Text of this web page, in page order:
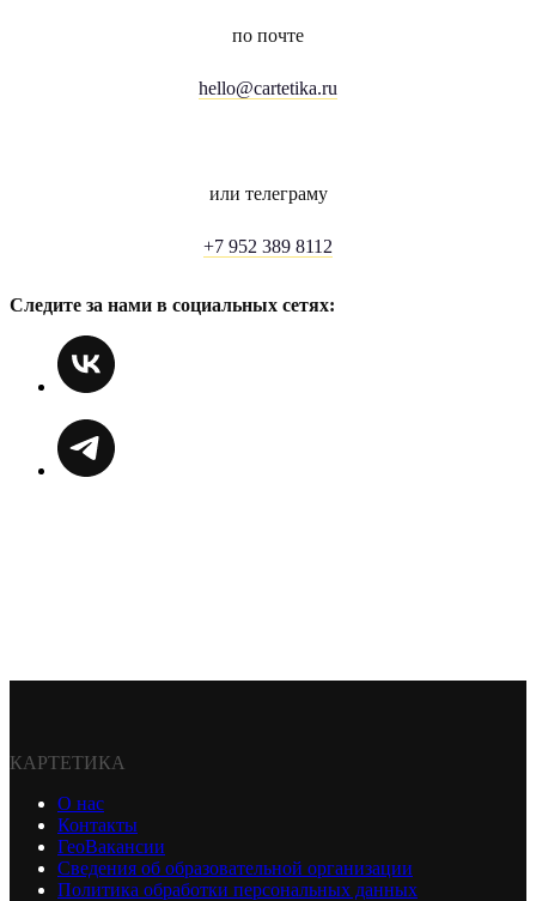
по почте
hello@cartetika.ru
или телеграму
+7 952 389 8112
Следите за нами в социальных сетях:
КАРТЕТИКА
О нас
Контакты
ГеоВакансии
Сведения об образовательной организации
Политика обработки персональных данных